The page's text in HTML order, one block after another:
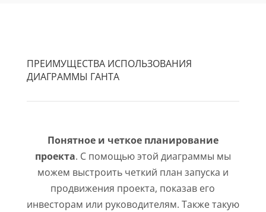
ПРЕИМУЩЕСТВА ИСПОЛЬЗОВАНИЯ
ДИАГРАММЫ ГАНТА
Понятное и четкое планирование
проекта. С помощью этой диаграммы мы
можем выстроить четкий план запуска и
продвижения проекта, показав его
инвесторам или руководителям. Также такую